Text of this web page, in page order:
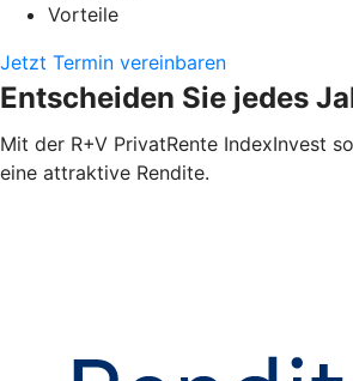
Vorteile
Jetzt Termin vereinbaren
Entscheiden Sie jedes
Mit der R+V PrivatRente IndexInvest
eine attraktive Rendite.